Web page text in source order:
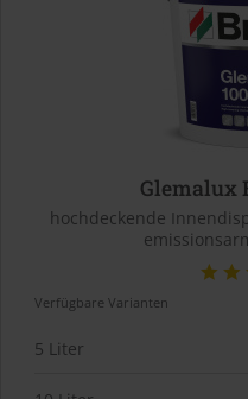
Glemalux
hochdeckende
Verfügbare Varianten
5 Liter